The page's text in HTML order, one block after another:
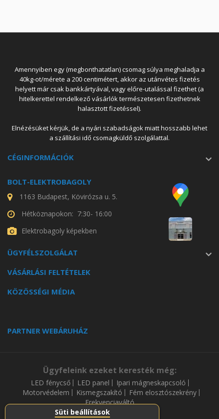
Süti beállítások
Amennyiben egy (megbonthatatlan) csomag súlya meghaladja a
40kg-ot/mérete a 200 centimétert, akkor az utánvétes fizetés
helyett már csak bankkártyával, vagy előre-utalással fizethet (a
hitelkerettel rendelkező vásárlók természetesen fizethetnek
halasztott fizetéssel).
Elnézésüket kérjük, de a nyári szabadságok miatt hosszabb lehet
a szállítási idő csomagküldő szolgálattal.
CÉGINFORMÁCIÓK
BOLT-ELEKTROBAGOLY
1163 Budapest, Kövirózsa u. 5.
Hétköznapokon: 7:30- 16:00
Elektrobagoly képekben
ÜGYFÉLSZOLGÁLAT
VÁSÁRLÁSI FELTÉTELEK
KÖZÖSSÉGI MÉDIA
PARTNER WEBÁRUHÁZ
Ügyfeleink ezeket keresték még:
LED fénycső LED panel
Ipari mágneskapcsoló
Motorvédelem
Kismegszakító
Fém elosztószekrény
Frekvenciaváltó